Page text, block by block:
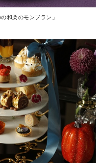
和栗のモンブラン」